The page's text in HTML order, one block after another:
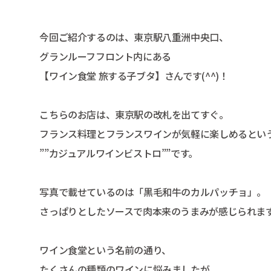
今回ご紹介するのは、東京駅八重洲中央口、
グランルーフフロント内にある
【ワイン食堂 旅する子ブタ】さんです(^^)！
こちらのお店は、東京駅の改札を出てすぐ。
フランス料理とフランスワインが気軽に楽しめるとい
””カジュアルワインビストロ””です。
写真で載せているのは「黒毛和牛のカルパッチョ」。
さっぱりとしたソースで肉本来のうまみが感じられま
ワイン食堂という名前の通り、